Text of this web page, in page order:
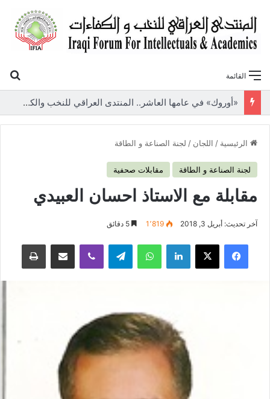
القائمة
«أوروك» في عامها العاشر.. المنتدى العراقي للنخب والكفاءات يصدر عددًا جديدًا ببحوث علمية تعالج قضايا الاقتصاد والطاقة
الرئيسية / اللجان / لجنة الصناعة و الطاقة
لجنة الصناعة و الطاقة مقابلات صحفية
مقابلة مع الاستاذ احسان العبيدي
آخر تحديث: أبريل 3, 2018 1٬819
فيسبوك لينكدإن واتساب